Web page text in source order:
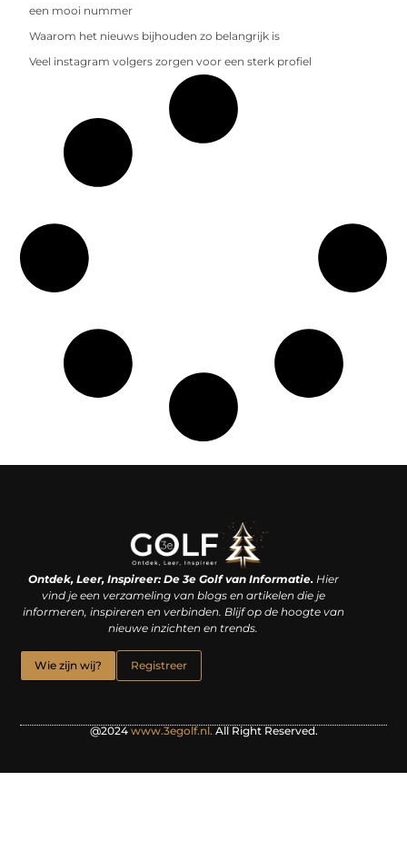
een mooi nummer
Waarom het nieuws bijhouden zo belangrijk is
Veel instagram volgers zorgen voor een sterk profiel
Ontdek, Leer, Inspireer: De 3e Golf van Informatie.Hier
vind je een verzameling van blogs en artikelen die je
informeren, inspireren en verbinden. Blijf op de hoogte van
nieuwe inzichten en trends.
Wie zijn wij? Registreer
@2024 www.3egolf.nl. All Right Reserved.